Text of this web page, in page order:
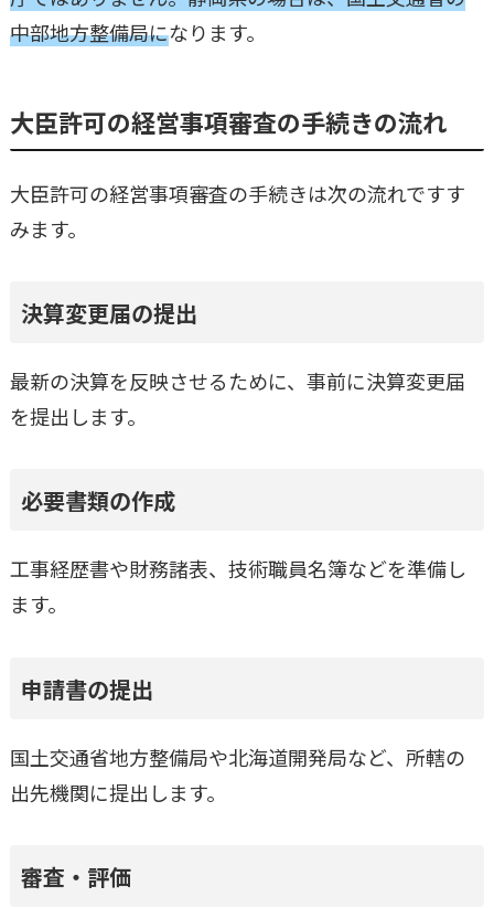
中部地方整備局になります。
大臣許可の経営事項審査の手続きの流れ
大臣許可の経営事項審査の手続きは次の流れですす
みます。
決算変更届の提出
最新の決算を反映させるために、事前に決算変更届
を提出します。
必要書類の作成
工事経歴書や財務諸表、技術職員名簿などを準備し
ます。
申請書の提出
国土交通省地方整備局や北海道開発局など、所轄の
出先機関に提出します。
審査・評価